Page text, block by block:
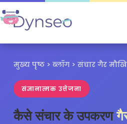
मुख्य पृष्ठ > ब्लॉग > संचार गैर
संज्ञानात्मक उत्तेजना
कैसे संचार के उपकरण